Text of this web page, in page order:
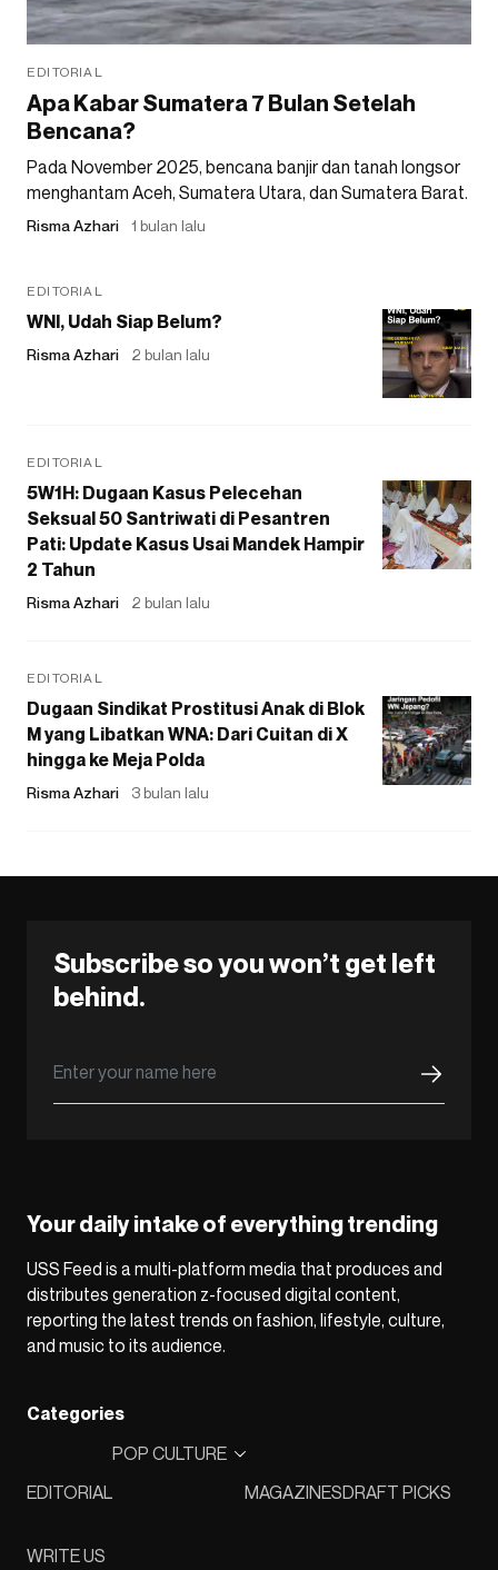
EDITORIAL
Apa Kabar Sumatera 7 Bulan Setelah
Bencana?
Pada November 2025, bencana banjir dan tanah longsor
menghantam Aceh, Sumatera Utara, dan Sumatera Barat.
Risma Azhari 1 bulan lalu
EDITORIAL
WNI, Udah Siap Belum?
Risma Azhari 2 bulan lalu
EDITORIAL
5W1H: Dugaan Kasus Pelecehan
Seksual 50 Santriwati di Pesantren
Pati: Update Kasus Usai Mandek Hampir
2 Tahun
Risma Azhari 2 bulan lalu
EDITORIAL
Dugaan Sindikat Prostitusi Anak di Blok
M yang Libatkan WNA: Dari Cuitan di X
hingga ke Meja Polda
Risma Azhari 3 bulan lalu
Subscribe so you won’t get left
behind.
Your daily intake of everything trending
USS Feed is a multi-platform media that produces and
distributes generation z-focused digital content,
reporting the latest trends on fashion, lifestyle, culture,
and music to its audience.
Categories
EDITORIAL
POP CULTURE
MAGAZINESDRAFT PICKS
WRITE US